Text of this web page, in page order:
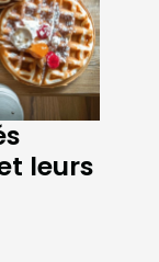
leurs